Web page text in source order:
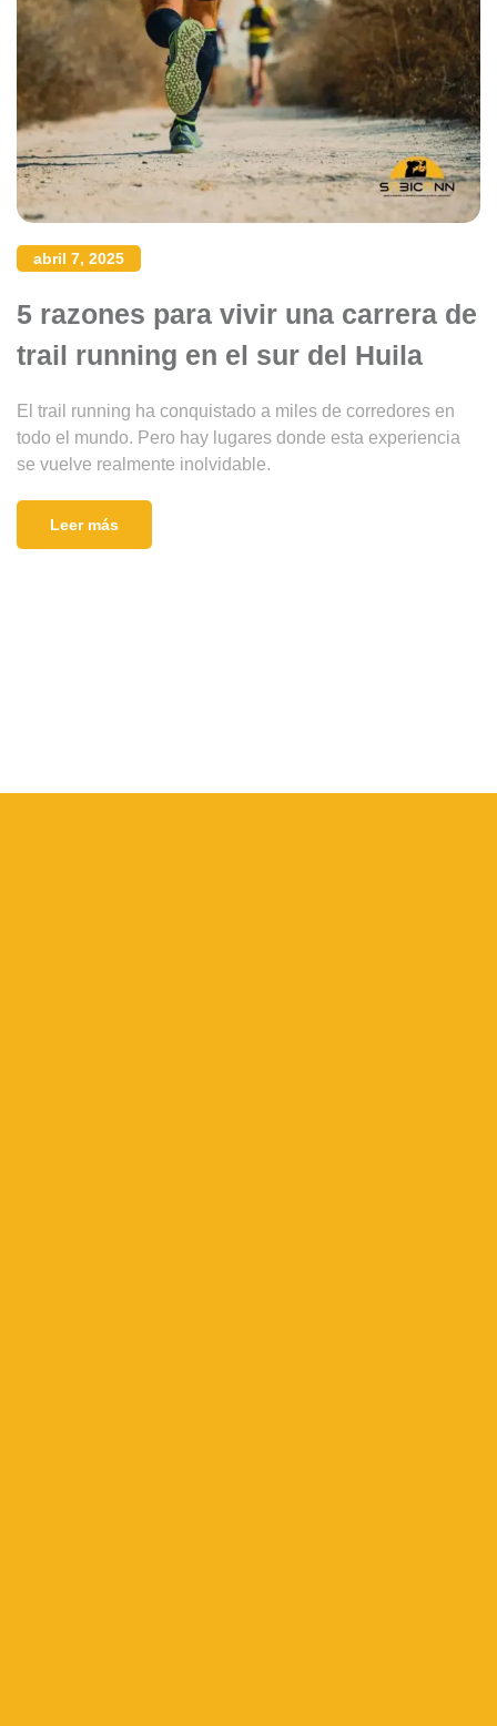
abril 7, 2025
5 razones para vivir una carrera de
trail running en el sur del Huila
El trail running ha conquistado a miles de corredores en
todo el mundo. Pero hay lugares donde esta experiencia
se vuelve realmente inolvidable.
Leer más